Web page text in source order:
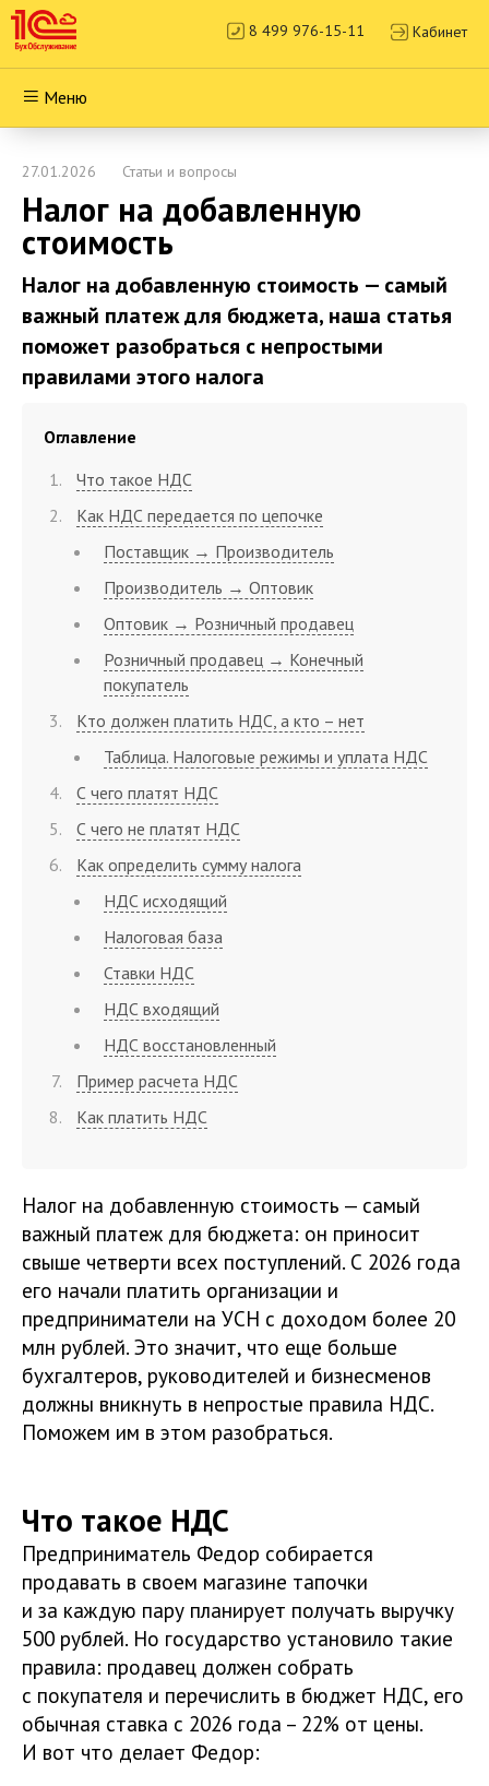
8 499 976-15-11 Кабинет
Меню
27.01.2026 Статьи и вопросы
Налог на добавленную
стоимость
Налог на добавленную стоимость — самый
важный платеж для бюджета, наша статья
поможет разобраться с непростыми
правилами этого налога
Оглавление
Что такое НДС
Как НДС передается по цепочке
Поставщик → Производитель
Производитель → Оптовик
Оптовик → Розничный продавец
Розничный продавец → Конечный
покупатель
Кто должен платить НДС, а кто – нет
Таблица. Налоговые режимы и уплата НДС
С чего платят НДС
С чего не платят НДС
Как определить сумму налога
НДС исходящий
Налоговая база
Ставки НДС
НДС входящий
НДС восстановленный
Пример расчета НДС
Как платить НДС
Налог на добавленную стоимость — самый
важный платеж для бюджета: он приносит
свыше четверти всех поступлений. С 2026 года
его начали платить организации и
предприниматели на УСН с доходом более 20
млн рублей. Это значит, что еще больше
бухгалтеров, руководителей и бизнесменов
должны вникнуть в непростые правила НДС.
Поможем им в этом разобраться.
Что такое НДС
Предприниматель Федор собирается
продавать в своем магазине тапочки
и за каждую пару планирует получать выручку
500 рублей. Но государство установило такие
правила: продавец должен собрать
с покупателя и перечислить в бюджет НДС, его
обычная ставка с 2026 года – 22% от цены.
И вот что делает Федор: